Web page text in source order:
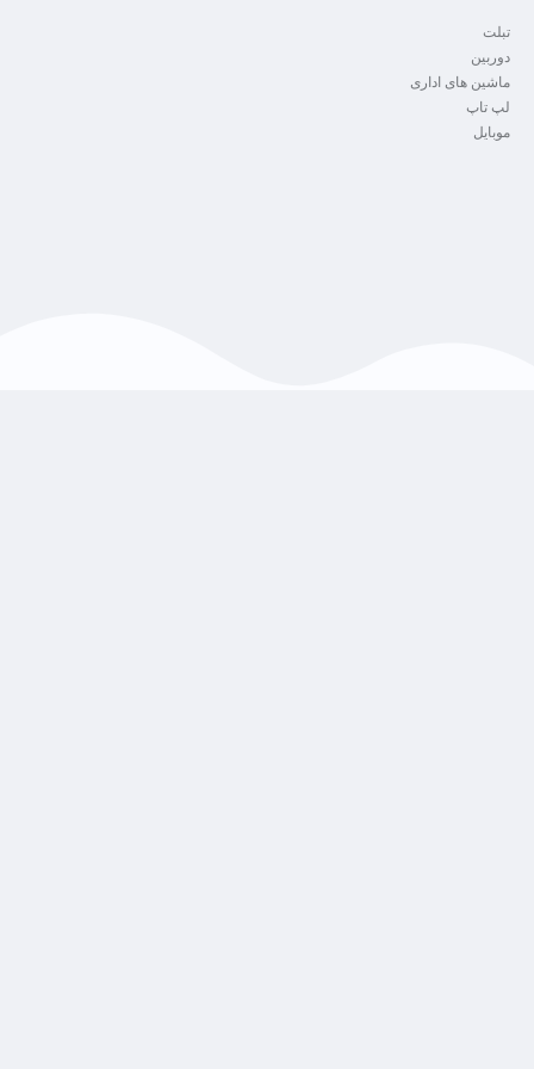
تبلت
دوربین
ماشین های اداری
لپ تاپ
موبایل